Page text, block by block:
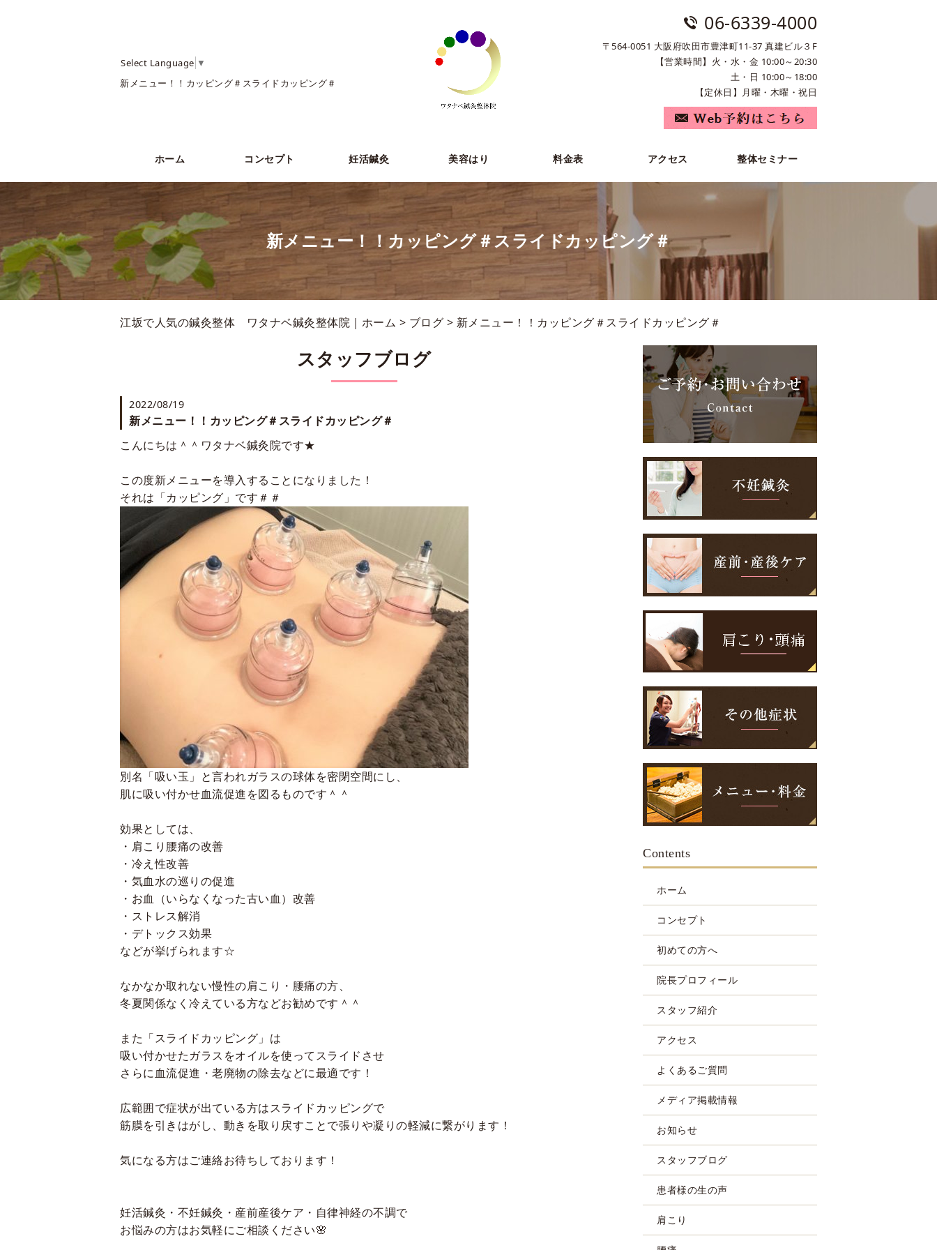
Select Language ▼
新メニュー！！カッピング＃スライドカッピング＃
06-6339-4000
〒564-0051 大阪府吹田市豊津町11-37 真建ビル３F
【営業時間】火・水・金 10:00～20:30
土・日 10:00～18:00
【定休日】月曜・木曜・祝日
ホーム コンセプト 妊活鍼灸 美容はり 料金表 アクセス 整体セミナー
新メニュー！！カッピング＃スライドカッピング＃
江坂で人気の鍼灸整体 ワタナベ鍼灸整体院｜ホーム > ブログ > 新メニュー！！カッピング＃スライドカッピング＃
スタッフブログ
2022/08/19
新メニュー！！カッピング＃スライドカッピング＃
こんにちは＾＾ワタナベ鍼灸院です★
この度新メニューを導入することになりました！
それは「カッピング」です＃＃
別名「吸い玉」と言われガラスの球体を密閉空間にし、
肌に吸い付かせ血流促進を図るものです＾＾
効果としては、
・肩こり腰痛の改善
・冷え性改善
・気血水の巡りの促進
・お血（いらなくなった古い血）改善
・ストレス解消
・デトックス効果
などが挙げられます☆
なかなか取れない慢性の肩こり・腰痛の方、
冬夏関係なく冷えている方などお勧めです＾＾
また「スライドカッピング」は
吸い付かせたガラスをオイルを使ってスライドさせ
さらに血流促進・老廃物の除去などに最適です！
広範囲で症状が出ている方はスライドカッピングで
筋膜を引きはがし、動きを取り戻すことで張りや凝りの軽減に繋がります！
気になる方はご連絡お待ちしております！
妊活鍼灸・不妊鍼灸・産前産後ケア・自律神経の不調で
お悩みの方はお気軽にご相談ください🌸
Contents
ホーム
コンセプト
初めての方へ
院長プロフィール
スタッフ紹介
アクセス
よくあるご質問
メディア掲載情報
お知らせ
スタッフブログ
患者様の生の声
肩こり